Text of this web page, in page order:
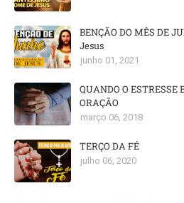
BENÇÃO DO MÊS DE
Jesus
junho 01, 2021
QUANDO O ESTRESSE
ORAÇÃO
março 06, 2018
TERÇO DA FÉ
julho 06, 2020